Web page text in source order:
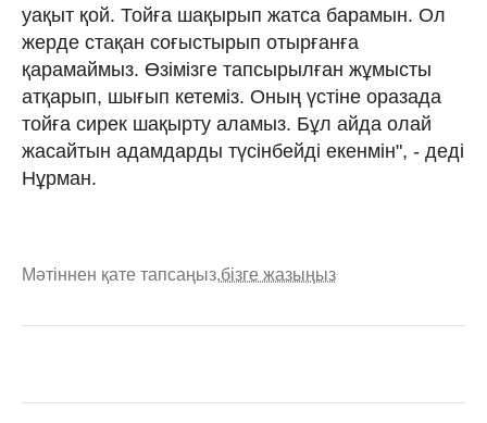
уақыт қой. Тойға шақырып жатса барамын. Ол
жерде стақан соғыстырып отырғанға
қарамаймыз. Өзімізге тапсырылған жұмысты
атқарып, шығып кетеміз. Оның үстіне оразада
тойға сирек шақырту аламыз. Бұл айда олай
жасайтын адамдарды түсінбейді екенмін", - деді
Нұрман.
Мәтіннен қате тапсаңыз,бізге жазыңыз